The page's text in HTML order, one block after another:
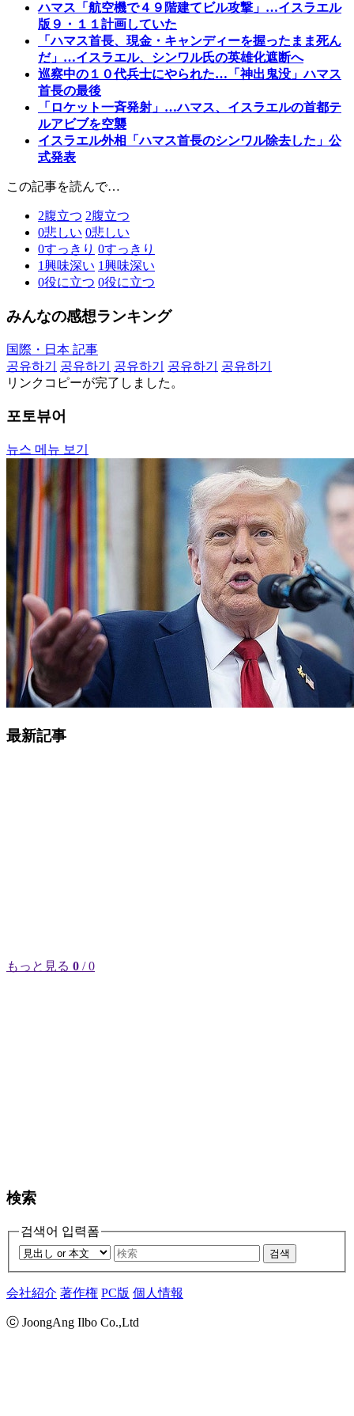
ハマス「航空機で４９階建てビル攻撃」…イスラエル
版９・１１計画していた
「ハマス首長、現金・キャンディーを握ったまま死ん
だ」…イスラエル、シンワル氏の英雄化遮断へ
巡察中の１０代兵士にやられた…「神出鬼没」ハマス
首長の最後
「ロケット一斉発射」…ハマス、イスラエルの首都テ
ルアビブを空襲
イスラエル外相「ハマス首長のシンワル除去した」公
式発表
この記事を読んで…
2腹立つ 2腹立つ
0悲しい 0悲しい
0すっきり 0すっきり
1興味深い 1興味深い
0役に立つ 0役に立つ
みんなの感想ランキング
国際・日本 記事
공유하기
공유하기 공유하기 공유하기
공유하기
リンクコピーが完了しました。
포토뷰어
뉴스 메뉴 보기
最新記事
もっと見る 0 / 0
検索
검색어 입력폼
검색
会社紹介 著作権 PC版 個人情報
ⓒ JoongAng Ilbo Co.,Ltd